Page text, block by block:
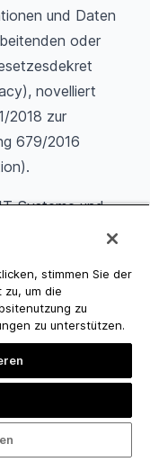
und Daten
oder
novelliert
2018 zur
679/2016
Systeme und
nach Außen
unter
sowie der
hat die
stimmen Sie der
um die
zu
zu unterstützen.